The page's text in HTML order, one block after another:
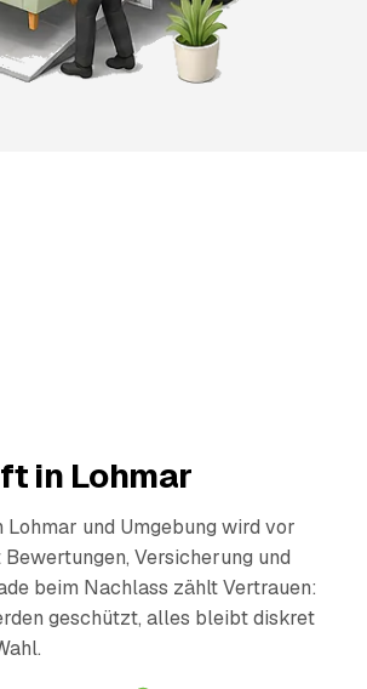
in Lohmar
und Umgebung wird vor
Versicherung und
beim Nachlass zählt Vertrauen:
geschützt, alles bleibt diskret